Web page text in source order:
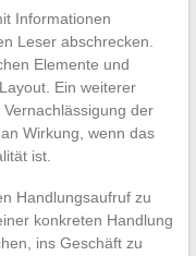
Informationen
Leser abschrecken.
Elemente und
Ein weiterer
der
Wirkung, wenn das
ist.
Handlungsaufruf zu
konkreten Handlung
ins Geschäft zu